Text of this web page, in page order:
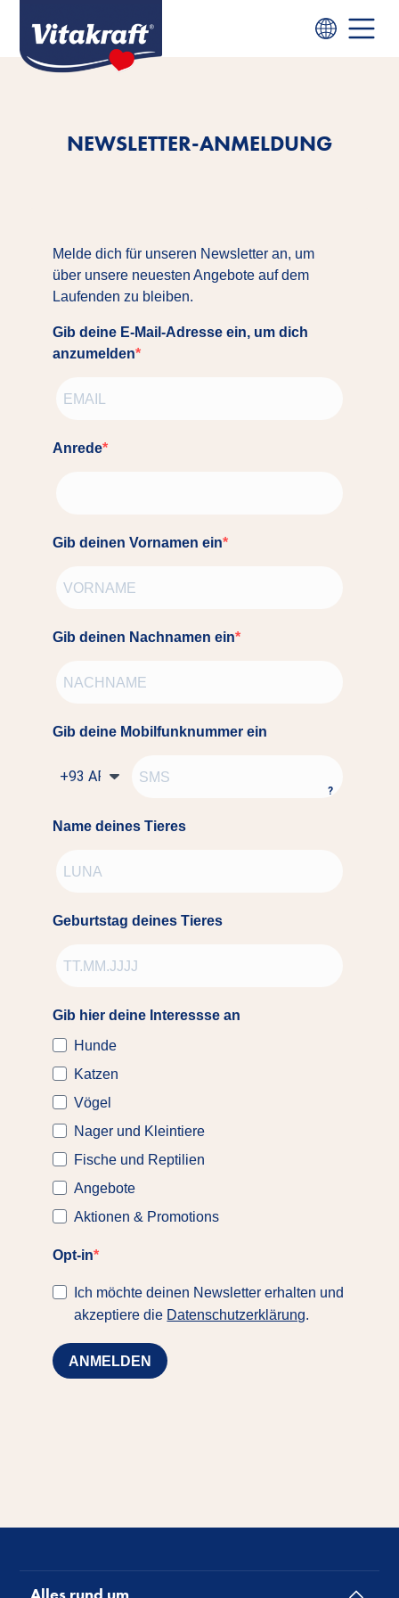
NEWSLETTER-ANMELDUNG
Melde dich für unseren Newsletter an, um
über unsere neuesten Angebote auf dem
Laufenden zu bleiben.
Gib deine E-Mail-Adresse ein, um dich
anzumelden
Anrede
Gib deinen Vornamen ein
Gib deinen Nachnamen ein
Gib deine Mobilfunknummer ein
?
Name deines Tieres
Geburtstag deines Tieres
Gib hier deine Interessse an
Hunde
Katzen
Vögel
Nager und Kleintiere
Fische und Reptilien
Angebote
Aktionen & Promotions
Opt-in
Ich möchte deinen Newsletter erhalten und
akzeptiere die Datenschutzerklärung.
ANMELDEN